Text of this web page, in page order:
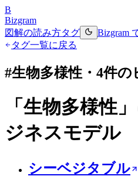
B
Bizgram
図解の読み方タグ
Bizgram
タグ一覧に戻る
#生物多様性 ・ 4件の
「生物多様性
ジネスモデル
シーベジタブル